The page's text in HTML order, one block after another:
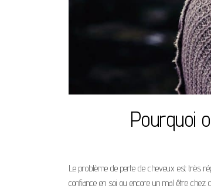
Pourquoi
Le problème de perte de cheveux est très
confiance en soi ou encore un mal être chez